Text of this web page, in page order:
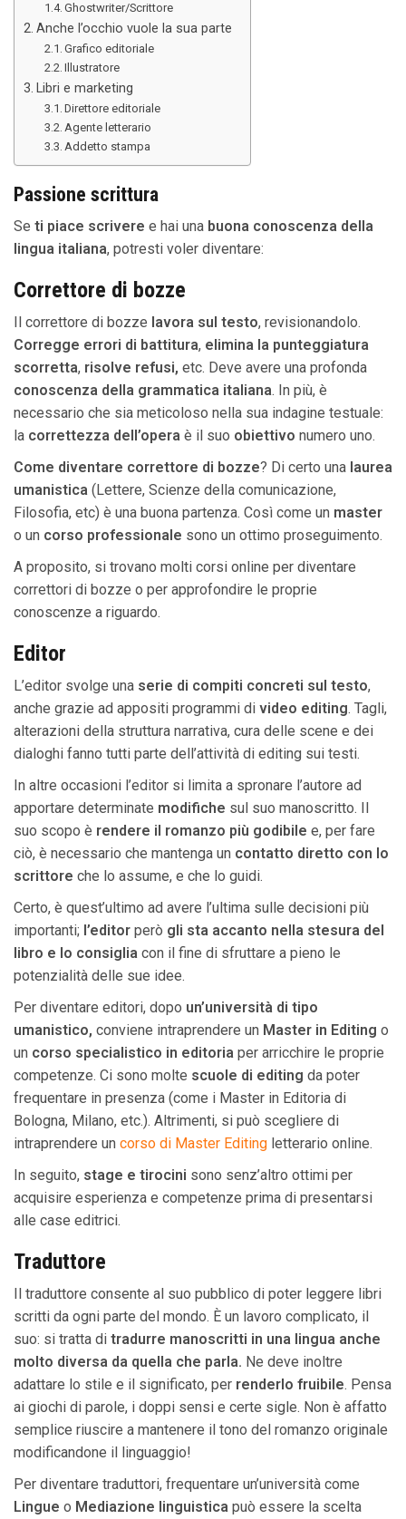
Ghostwriter/Scrittore
Anche l’occhio vuole la sua parte
Grafico editoriale
Illustratore
Libri e marketing
Direttore editoriale
Agente letterario
Addetto stampa
Passione scrittura
Se ti piace scrivere e hai una buona conoscenza della
lingua italiana, potresti voler diventare:
Correttore di bozze
Il correttore di bozze lavora sul testo, revisionandolo.
Corregge errori di battitura, elimina la punteggiatura
scorretta, risolve refusi, etc. Deve avere una profonda
conoscenza della grammatica italiana. In più, è
necessario che sia meticoloso nella sua indagine testuale:
la correttezza dell’opera è il suo obiettivo numero uno.
Come diventare correttore di bozze? Di certo una laurea
umanistica (Lettere, Scienze della comunicazione,
Filosofia, etc) è una buona partenza. Così come un master
o un corso professionale sono un ottimo proseguimento.
A proposito, si trovano molti corsi online per diventare
correttori di bozze o per approfondire le proprie
conoscenze a riguardo.
Editor
L’editor svolge una serie di compiti concreti sul testo,
anche grazie ad appositi programmi di video editing. Tagli,
alterazioni della struttura narrativa, cura delle scene e dei
dialoghi fanno tutti parte dell’attività di editing sui testi.
In altre occasioni l’editor si limita a spronare l’autore ad
apportare determinate modifiche sul suo manoscritto. Il
suo scopo è rendere il romanzo più godibile e, per fare
ciò, è necessario che mantenga un contatto diretto con lo
scrittore che lo assume, e che lo guidi.
Certo, è quest’ultimo ad avere l’ultima sulle decisioni più
importanti; l’editor però gli sta accanto nella stesura del
libro e lo consiglia con il fine di sfruttare a pieno le
potenzialità delle sue idee.
Per diventare editori, dopo un’università di tipo
umanistico, conviene intraprendere un Master in Editing o
un corso specialistico in editoria per arricchire le proprie
competenze. Ci sono molte scuole di editing da poter
frequentare in presenza (come i Master in Editoria di
Bologna, Milano, etc.). Altrimenti, si può scegliere di
intraprendere un corso di Master Editing letterario online.
In seguito, stage e tirocini sono senz’altro ottimi per
acquisire esperienza e competenze prima di presentarsi
alle case editrici.
Traduttore
Il traduttore consente al suo pubblico di poter leggere libri
scritti da ogni parte del mondo. È un lavoro complicato, il
suo: si tratta di tradurre manoscritti in una lingua anche
molto diversa da quella che parla. Ne deve inoltre
adattare lo stile e il significato, per renderlo fruibile. Pensa
ai giochi di parole, i doppi sensi e certe sigle. Non è affatto
semplice riuscire a mantenere il tono del romanzo originale
modificandone il linguaggio!
Per diventare traduttori, frequentare un’università come
Lingue o Mediazione linguistica può essere la scelta